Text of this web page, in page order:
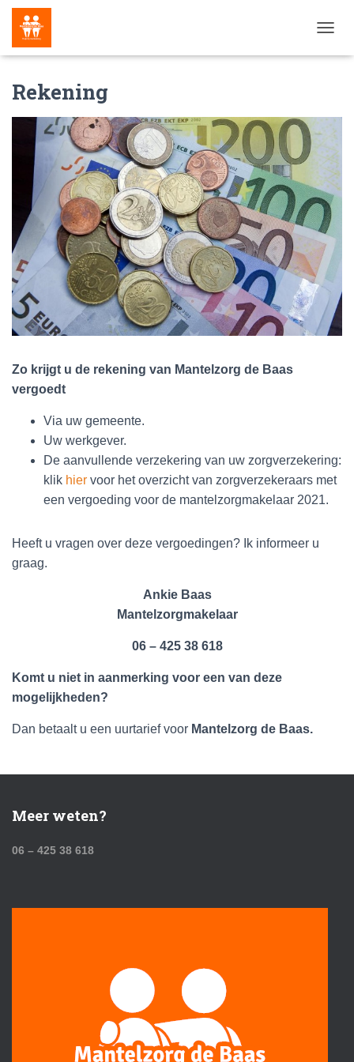
A
A
T
I
E
W
I
S
S
E
L
E
N
Rekening
Zo krijgt u de rekening van Mantelzorg de Baas
vergoedt
Via uw gemeente.
Uw werkgever.
De aanvullende verzekering van uw zorgverzekering:
klik hier voor het overzicht van zorgverzekeraars met
een vergoeding voor de mantelzorgmakelaar 2021.
Heeft u vragen over deze vergoedingen? Ik informeer u
graag.
Ankie Baas
Mantelzorgmakelaar
06 – 425 38 618
Komt u niet in aanmerking voor een van deze
mogelijkheden?
Dan betaalt u een uurtarief voor Mantelzorg de Baas.
Meer weten?
06 – 425 38 618